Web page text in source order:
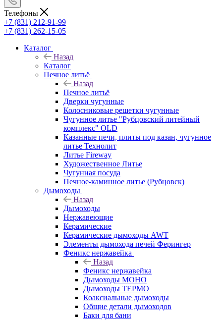
Телефоны
+7 (831) 212-91-99
+7 (831) 262-15-05
Каталог
Назад
Каталог
Печное литьё
Назад
Печное литьё
Дверки чугунные
Колосниковые решетки чугунные
Чугунное литье "Рубцовский литейный
комплекс" OLD
Казанные печи, плиты под казан, чугунное
литье Технолит
Литье Fireway
Художественное Литье
Чугунная посуда
Печное-каминное литье (Рубцовск)
Дымоходы
Назад
Дымоходы
Нержавеющие
Керамические
Керамические дымоходы AWT
Элементы дымохода печей Ферингер
Феникс нержавейка
Назад
Феникс нержавейка
Дымоходы МОНО
Дымоходы ТЕРМО
Коаксиальные дымоходы
Общие детали дымоходов
Баки для бани